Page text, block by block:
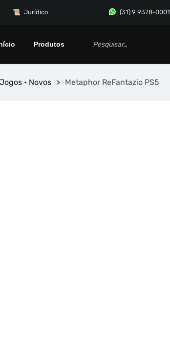
(31) 9 9378-0001
Jurídico
Produtos
• Novos > Metaphor ReFantazio PS5